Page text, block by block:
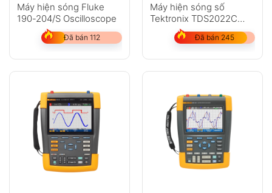
Máy hiện sóng Fluke
190-204/S Oscilloscope
Đã bán 112
Máy hiện sóng số
Tektronix TDS2022C
200MHz 2 kênh 2 GS/s
Đã bán 245